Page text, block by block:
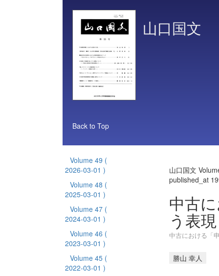
山口国文
Back to Top
Volume 49 (
2026-03-01 )
Volume 48 (
2025-03-01 )
Volume 47 (
2024-03-01 )
Volume 46 (
2023-03-01 )
Volume 45 (
2022-03-01 )
山口国文
published_at
中古
う表
中古における「
勝山 幸人